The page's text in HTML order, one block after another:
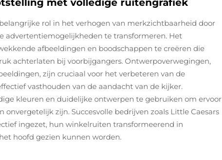
met volledige ruitengrafiek
rol in het verhogen van merkzichtbaarheid door
advertentiemogelijkheden te transformeren. Het
afbeeldingen en boodschappen te creëren die
achterlaten bij voorbijgangers. Ontwerpoverwegingen,
zijn cruciaal voor het verbeteren van de
vasthouden van de aandacht van de kijker.
kleuren en duidelijke ontwerpen te gebruiken om ervoor
zijn. Succesvolle bedrijven zoals Little Caesars
ingezet, hun winkelruiten transformeerend in
hoofd gezien kunnen worden.